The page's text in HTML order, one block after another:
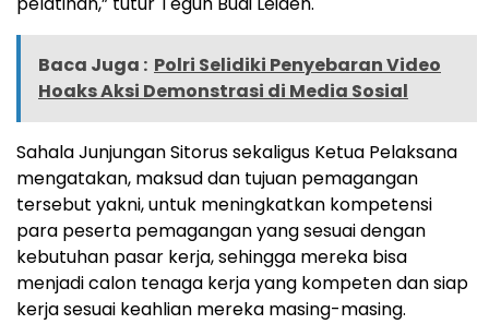
Baca Juga : Polri Selidiki Penyebaran Video
Hoaks Aksi Demonstrasi di Media Sosial
Sahala Junjungan Sitorus sekaligus Ketua Pelaksana
mengatakan, maksud dan tujuan pemagangan
tersebut yakni, untuk meningkatkan kompetensi
para peserta pemagangan yang sesuai dengan
kebutuhan pasar kerja, sehingga mereka bisa
menjadi calon tenaga kerja yang kompeten dan siap
kerja sesuai keahlian mereka masing-masing.